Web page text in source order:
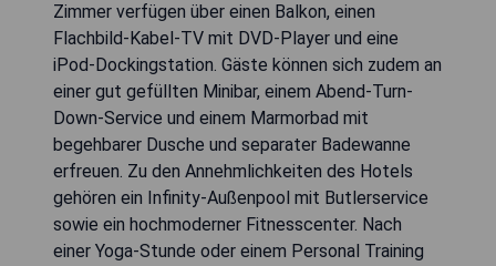
Zimmer verfügen über einen Balkon, einen
Flachbild-Kabel-TV mit DVD-Player und eine
iPod-Dockingstation. Gäste können sich zudem an
einer gut gefüllten Minibar, einem Abend-Turn-
Down-Service und einem Marmorbad mit
begehbarer Dusche und separater Badewanne
erfreuen. Zu den Annehmlichkeiten des Hotels
gehören ein Infinity-Außenpool mit Butlerservice
sowie ein hochmoderner Fitnesscenter. Nach
einer Yoga-Stunde oder einem Personal Training